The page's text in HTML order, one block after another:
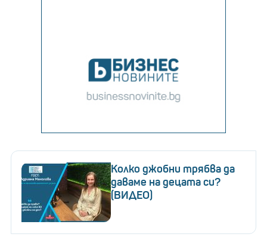
Колко джобни трябва да
даваме на децата си?
(ВИДЕО)